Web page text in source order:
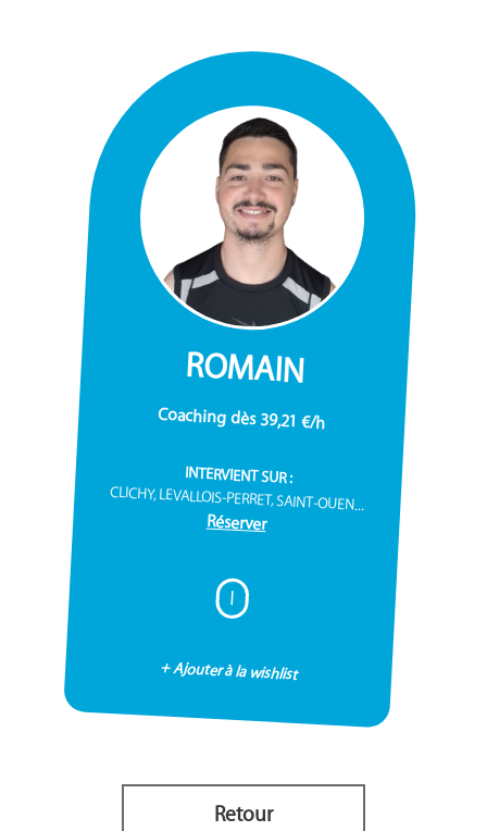
ROMAIN
Coaching dès 39,21 €/h
INTERVIENT SUR :
CLICHY, LEVALLOIS-PERRET, SAINT-OUEN...
Réserver
I
+ Ajouter à la wishlist
Retour